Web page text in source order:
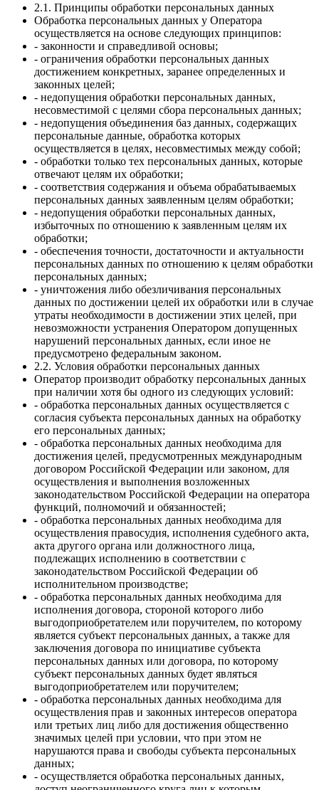
2.1. Принципы обработки персональных данных
Обработка персональных данных у Оператора
осуществляется на основе следующих принципов:
- законности и справедливой основы;
- ограничения обработки персональных данных
достижением конкретных, заранее определенных и
законных целей;
- недопущения обработки персональных данных,
несовместимой с целями сбора персональных данных;
- недопущения объединения баз данных, содержащих
персональные данные, обработка которых
осуществляется в целях, несовместимых между собой;
- обработки только тех персональных данных, которые
отвечают целям их обработки;
- соответствия содержания и объема обрабатываемых
персональных данных заявленным целям обработки;
- недопущения обработки персональных данных,
избыточных по отношению к заявленным целям их
обработки;
- обеспечения точности, достаточности и актуальности
персональных данных по отношению к целям обработки
персональных данных;
- уничтожения либо обезличивания персональных
данных по достижении целей их обработки или в случае
утраты необходимости в достижении этих целей, при
невозможности устранения Оператором допущенных
нарушений персональных данных, если иное не
предусмотрено федеральным законом.
2.2. Условия обработки персональных данных
Оператор производит обработку персональных данных
при наличии хотя бы одного из следующих условий:
- обработка персональных данных осуществляется с
согласия субъекта персональных данных на обработку
его персональных данных;
- обработка персональных данных необходима для
достижения целей, предусмотренных международным
договором Российской Федерации или законом, для
осуществления и выполнения возложенных
законодательством Российской Федерации на оператора
функций, полномочий и обязанностей;
- обработка персональных данных необходима для
осуществления правосудия, исполнения судебного акта,
акта другого органа или должностного лица,
подлежащих исполнению в соответствии с
законодательством Российской Федерации об
исполнительном производстве;
- обработка персональных данных необходима для
исполнения договора, стороной которого либо
выгодоприобретателем или поручителем, по которому
является субъект персональных данных, а также для
заключения договора по инициативе субъекта
персональных данных или договора, по которому
субъект персональных данных будет являться
выгодоприобретателем или поручителем;
- обработка персональных данных необходима для
осуществления прав и законных интересов оператора
или третьих лиц либо для достижения общественно
значимых целей при условии, что при этом не
нарушаются права и свободы субъекта персональных
данных;
- осуществляется обработка персональных данных,